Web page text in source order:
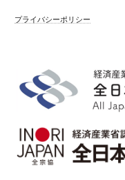
プライバシーポリシー